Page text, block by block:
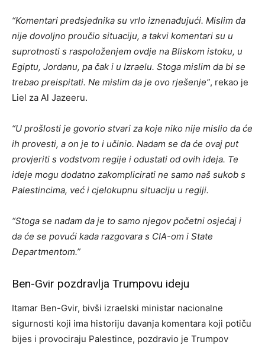
“Komentari predsjednika su vrlo iznenađujući. Mislim da
nije dovoljno proučio situaciju, a takvi komentari su u
suprotnosti s raspoloženjem ovdje na Bliskom istoku, u
Egiptu, Jordanu, pa čak i u Izraelu. Stoga mislim da bi se
trebao preispitati. Ne mislim da je ovo rješenje”, rekao je
Liel za Al Jazeeru.
“U prošlosti je govorio stvari za koje niko nije mislio da će
ih provesti, a on je to i učinio. Nadam se da će ovaj put
provjeriti s vodstvom regije i odustati od ovih ideja. Te
ideje mogu dodatno zakomplicirati ne samo naš sukob s
Palestincima, već i cjelokupnu situaciju u regiji.
“Stoga se nadam da je to samo njegov početni osjećaj i
da će se povući kada razgovara s CIA-om i State
Departmentom.”
Ben-Gvir pozdravlja Trumpovu ideju
Itamar Ben-Gvir, bivši izraelski ministar nacionalne
sigurnosti koji ima historiju davanja komentara koji potiču
bijes i provociraju Palestince, pozdravio je Trumpov